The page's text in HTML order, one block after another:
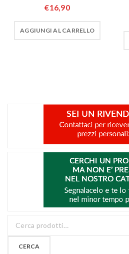
€16,90
AGGIUNGI AL CARRELLO
CERCA